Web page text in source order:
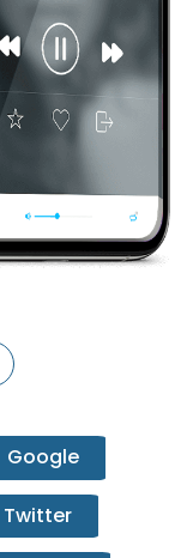
Google
Twitter